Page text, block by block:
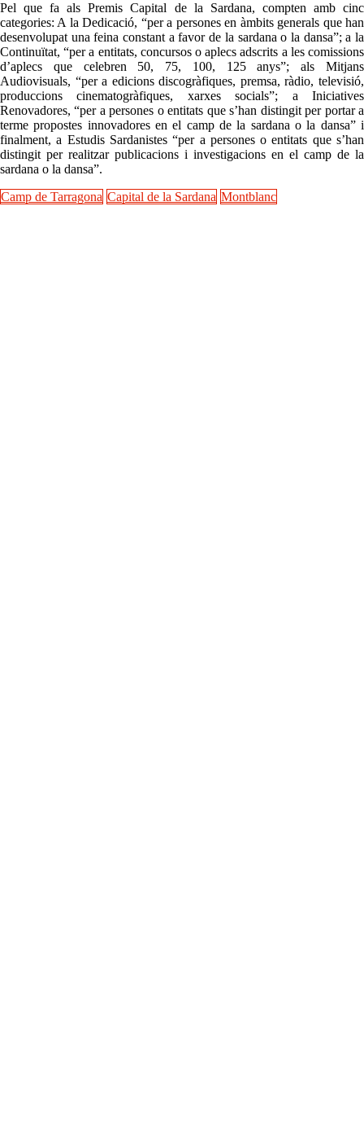
Pel que fa als Premis Capital de la Sardana, compten amb cinc
categories: A la Dedicació, “per a persones en àmbits generals que han
desenvolupat una feina constant a favor de la sardana o la dansa”; a la
Continuïtat, “per a entitats, concursos o aplecs adscrits a les comissions
d’aplecs que celebren 50, 75, 100, 125 anys”; als Mitjans
Audiovisuals, “per a edicions discogràfiques, premsa, ràdio, televisió,
produccions cinematogràfiques, xarxes socials”; a Iniciatives
Renovadores, “per a persones o entitats que s’han distingit per portar a
terme propostes innovadores en el camp de la sardana o la dansa” i
finalment, a Estudis Sardanistes “per a persones o entitats que s’han
distingit per realitzar publicacions i investigacions en el camp de la
sardana o la dansa”.
Camp de Tarragona Capital de la Sardana Montblanc